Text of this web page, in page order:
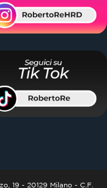
19 - 20129 Milano - C.F.